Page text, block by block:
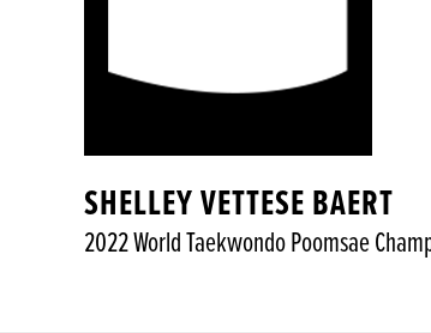
SHELLEY VETTESE BAERT
2022 World Taekwondo Poomsae